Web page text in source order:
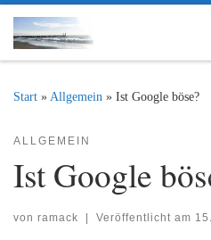
Zum Inhalt springen
Start » Allgemein » Ist Google böse?
ALLGEMEIN
Ist Google
von ramack | Veröffentlicht am